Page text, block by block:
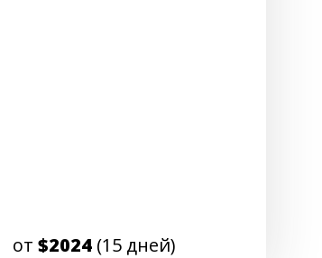
от$2024 (15 дней)